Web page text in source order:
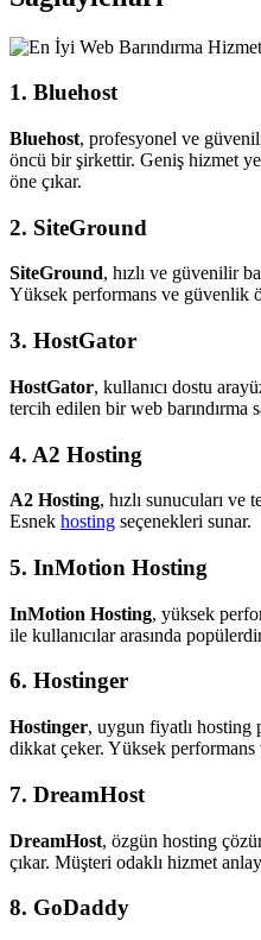
1. Bluehost
Bluehost, profesyonel ve
öncü bir şirkettir. Geniş hizmet
öne çıkar.
2. SiteGround
SiteGround, hızlı ve güvenilir
Yüksek performans ve güvenlik
3. HostGator
HostGator, kullanıcı dostu
tercih edilen bir web barındırma
4. A2 Hosting
A2 Hosting, hızlı sunucuları
Esnek hosting seçenekleri sunar.
5. InMotion Hosting
InMotion Hosting, yüksek
ile kullanıcılar arasında
6. Hostinger
Hostinger, uygun fiyatlı hosting
dikkat çeker. Yüksek
7. DreamHost
DreamHost, özgün hosting
çıkar. Müşteri odaklı hizmet
8. GoDaddy